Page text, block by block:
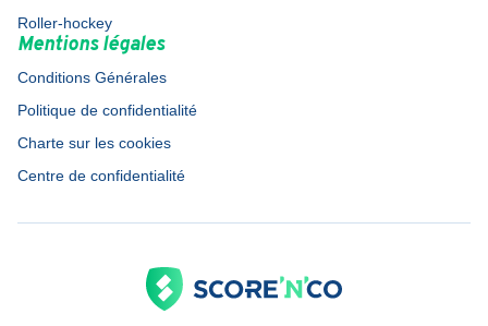
Roller-hockey
Mentions légales
Conditions Générales
Politique de confidentialité
Charte sur les cookies
Centre de confidentialité